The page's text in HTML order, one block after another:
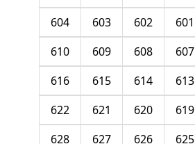
601
602
603
604
607
608
609
610
613
614
615
616
619
620
621
622
625
626
627
628